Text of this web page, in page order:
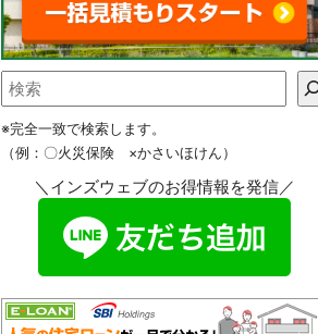
※完全一致で検索します。
（例：〇火災保険 ×かさいほけん）
＼インズウェブのお得情報を発信／